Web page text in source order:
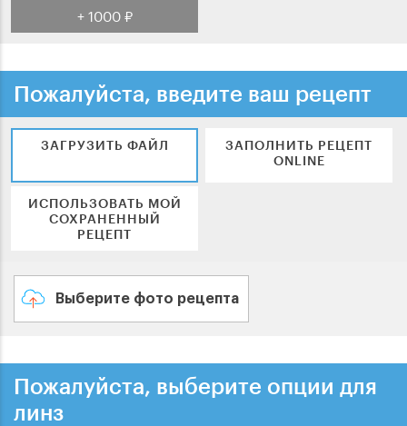
+ 1000 ₽
Пожалуйста, введите ваш рецепт
ЗАГРУЗИТЬ ФАЙЛ
ЗАПОЛНИТЬ РЕЦЕПТ
ONLINE
ИСПОЛЬЗОВАТЬ МОЙ
СОХРАНЕННЫЙ
РЕЦЕПТ
Выберите фото рецепта
Пожалуйста, выберите опции для
линз